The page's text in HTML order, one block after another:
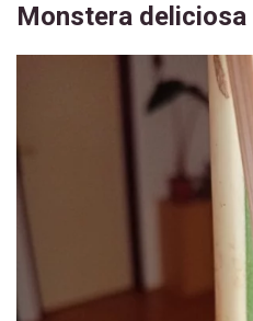
Monstera